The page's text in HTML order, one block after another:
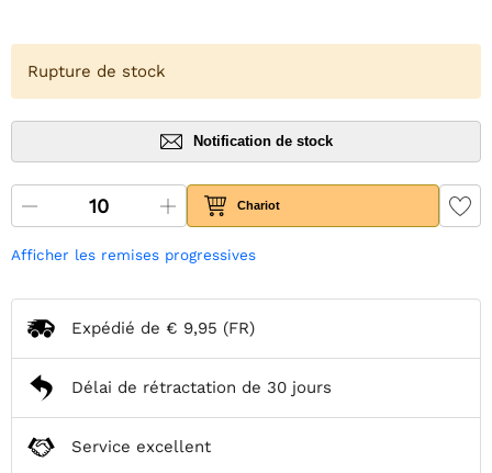
Rupture de stock
Notification de stock
Chariot
Afficher les remises progressives
Expédié de € 9,95 (FR)
Délai de rétractation de 30 jours
Service excellent